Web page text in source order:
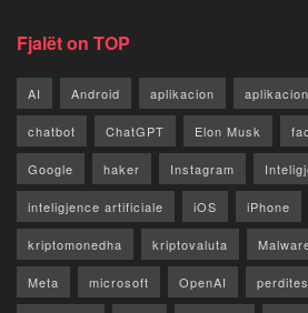
Fjalët on TOP
AI Android aplikacion
chatbot ChatGPT Elon Musk
Google haker Instagram
inteligjence artificiale iOS iPhone
kriptomonedha kriptovaluta
Meta microsoft OpenAI